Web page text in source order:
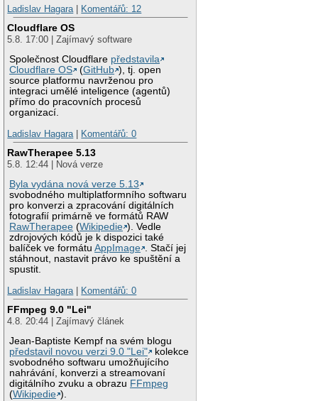
Ladislav Hagara| Komentářů: 12
Cloudflare OS
5.8. 17:00 | Zajímavý software
Společnost Cloudflare představila
Cloudflare OS
(GitHub ), tj. open
source platformu navrženou pro
integraci umělé inteligence (agentů)
přímo do pracovních procesů
organizací.
Ladislav Hagara| Komentářů: 0
RawTherapee 5.13
5.8. 12:44 | Nová verze
Byla vydána nová verze 5.13
svobodného multiplatformního softwaru
pro konverzi a zpracování digitálních
fotografií primárně ve formátů RAW
RawTherapee (Wikipedie ). Vedle
zdrojových kódů je k dispozici také
balíček ve formátuAppImage . Stačí jej
stáhnout, nastavit právo ke spuštění a
spustit.
Ladislav Hagara| Komentářů: 0
FFmpeg 9.0 "Lei"
4.8. 20:44 | Zajímavý článek
Jean-Baptiste Kempf na svém blogu
představil novou verzi 9.0 "Lei"
kolekce
svobodného softwaru umožňujícího
nahrávání, konverzi a streamovaní
digitálního zvuku a obrazu FFmpeg
(Wikipedie ).